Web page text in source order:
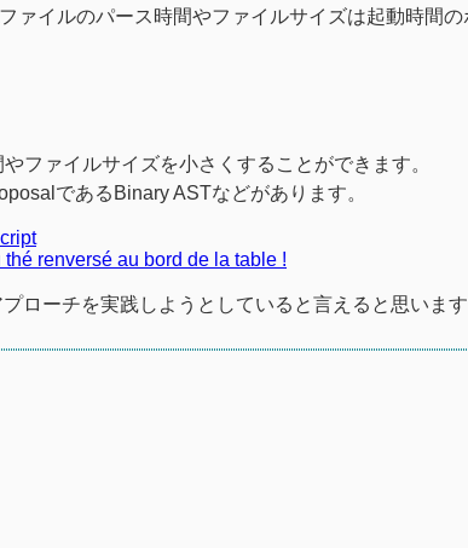
ァイルのパース時間やファイルサイズは起動時間
ファイルサイズを小さくすることができます。
であるBinary ASTなどがあります。
renversé au bord de la table !
ローチを実践しようとしていると言えると思いま